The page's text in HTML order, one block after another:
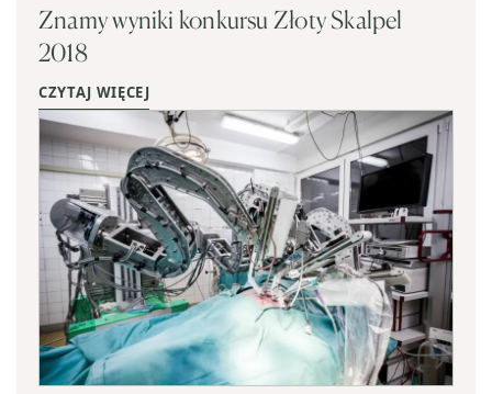
Znamy wyniki konkursu Złoty Skalpel
2018
CZYTAJ WIĘCEJ